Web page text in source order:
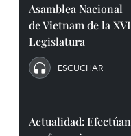
Asamblea Nacional
de Vietnam de la XVI
Legislatura
ESCUCHAR
Actualidad: Efectúan